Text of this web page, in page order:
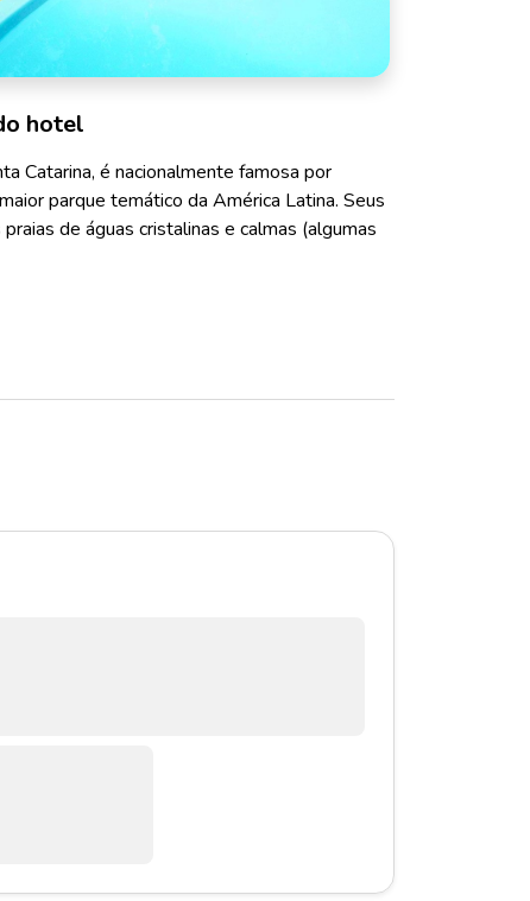
hotel
Catarina, é nacionalmente famosa por
parque temático da América Latina. Seus
de águas cristalinas e calmas (algumas